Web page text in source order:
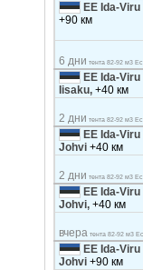
EE Ida-
+90 км
6 дни тента 82-92 м3
EE Ida-
Iisaku,+40 км
2 дни тента 82-92 м3
EE Ida-
Johvi+40 км
2 дни тента 82-92 м3
EE Ida-
Johvi,+40 км
вчера тента 82-92 м3
EE Ida-
Johvi+90 км